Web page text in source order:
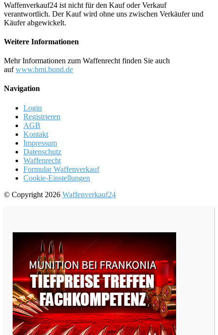
Waffenverkauf24 ist nicht für den Kauf oder Verkauf
verantwortlich. Der Kauf wird ohne uns zwischen Verkäufer und
Käufer abgewickelt.
Weitere Informationen
Mehr Informationen zum Waffenrecht finden Sie auch
aufwww.bmi.bund.de
Navigation
Login
Registrieren
AGB
Kontakt
Impressum
Datenschutz
Waffenrecht
Formular Waffenverkauf
Cookie-Einstellungen
© Copyright 2026 Waffenverkauf24